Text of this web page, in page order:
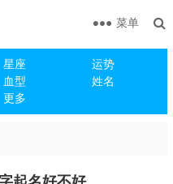
星座
运势
血型
姓名
更多
菜单